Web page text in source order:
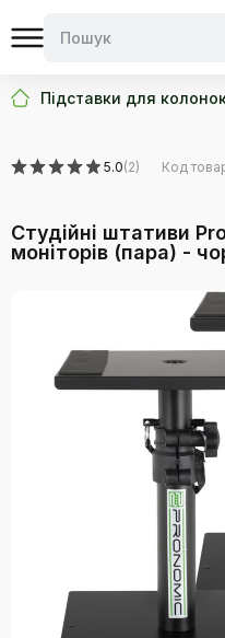
Підставки для
5.0(2) Код
Студійні штативи
моніторів (пара) -